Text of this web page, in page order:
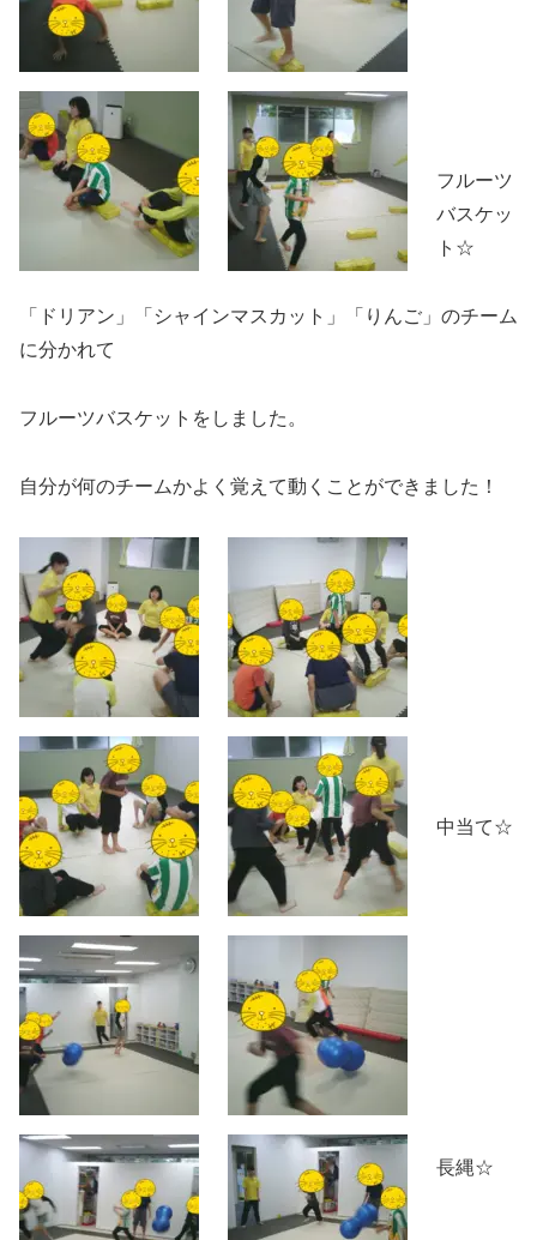
フルーツ
バスケッ
ト☆
「ドリアン」「シャインマスカット」「りんご」のチーム
に分かれて
フルーツバスケットをしました。
自分が何のチームかよく覚えて動くことができました！
中当て☆
長縄☆